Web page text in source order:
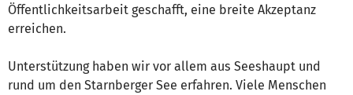
Öffentlichkeitsarbeit geschafft, eine breite Akzeptanz
erreichen.
Unterstützung haben wir vor allem aus Seeshaupt und
rund um den Starnberger See erfahren. Viele Menschen